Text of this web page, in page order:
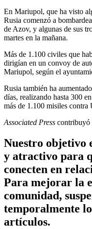
En Mariupol, que ha visto
Rusia comenzó a
de Azov, y algunas de sus
martes en la mañana.
Más de 1.100 civiles que
dirigían en un convoy de
Mariupol, según el
Rusia también ha
días, realizando hasta 300
más de 1.100 misiles contra
Associated Press contribuyó
Nuestro objetivo
y atractivo para
conecten en
Para mejorar la
comunidad,
temporalmente
artículos.